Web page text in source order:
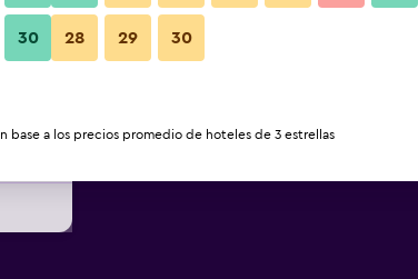
Fotos
30 28 29 30
base a los precios promedio de hoteles de 3 estrellas